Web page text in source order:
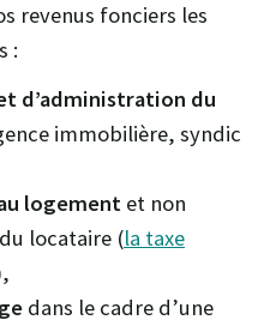
revenus fonciers les
:
d’administration du
immobilière, syndic
logement et non
locataire (la taxe
dans le cadre d’une